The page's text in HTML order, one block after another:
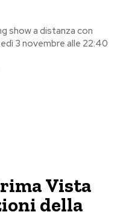
show a distanza con
3 novembre alle 22:40
Vista
della